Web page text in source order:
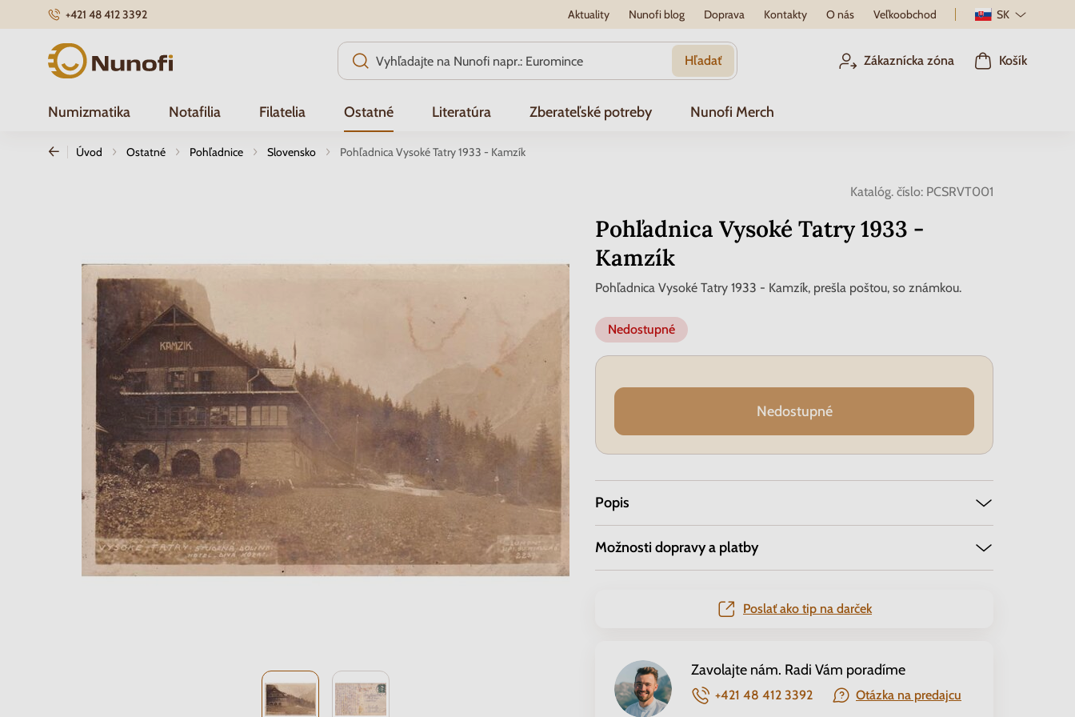
+421 48 412 3392 Aktuality Nunofi blog Doprava Kontakty O nás Veľkoobchod SK
Nunofi.sk Hľadať Zákaznícka zóna Košík
Numizmatika Notafilia Filatelia Ostatné Literatúra Zberateľské potreby Nunofi Merch
Úvod Ostatné Pohľadnice Slovensko Pohľadnica Vysoké Tatry 1933 - Kamzík
Katalóg. číslo: PCSRVT001
Pohľadnica Vysoké Tatry 1933 -
Kamzík
Pohľadnica Vysoké Tatry 1933 - Kamzík, prešla poštou, so známkou.
Nedostupné
Nedostupné
Popis
Možnosti dopravy a platby
Poslať ako tip na darček
Zavolajte nám. Radi Vám poradíme
+421 48 412 3392 Otázka na predajcu